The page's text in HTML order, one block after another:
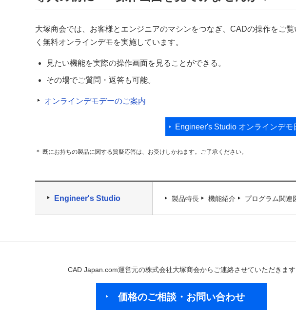
大塚商会では、お客様とエンジニアのマシンをつなぎ、CADの操作をご覧
く無料オンラインデモを実施しています。
見たい機能を実際の操作画面を見ることができる。
その場でご質問・返答も可能。
オンラインデモデーのご案内
Engineer's Studio オンラインデモ
＊ 既にお持ちの製品に関する質疑応答は、お受けしかねます。ご了承ください。
Engineer's Studio 製品特長 機能紹介 プログラム関連
CAD Japan.com運営元の株式会社大塚商会からご連絡させていただきます
価格のご相談・お問い合わせ